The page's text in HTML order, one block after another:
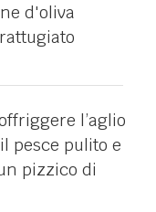
d'oliva
l’aglio
pesce pulito e
pizzico di